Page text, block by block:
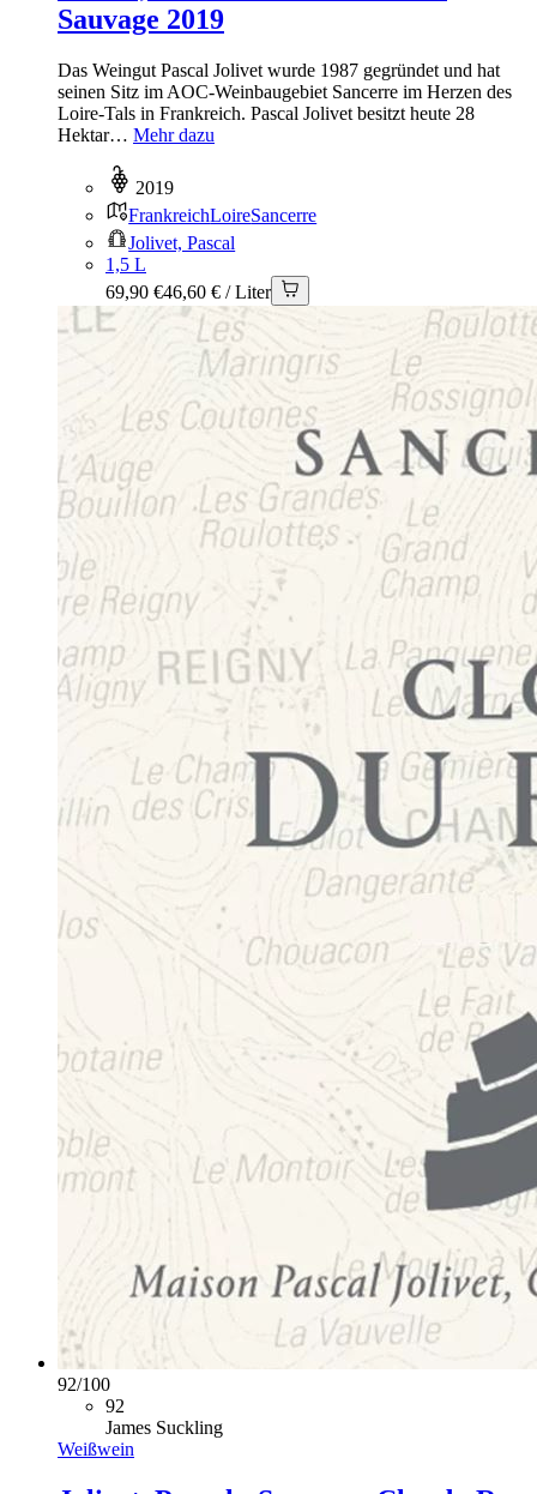
Sauvage 2019
Das Weingut Pascal Jolivet wurde 1987 gegründet und hat
seinen Sitz im AOC-Weinbaugebiet Sancerre im Herzen des
Loire-Tals in Frankreich. Pascal Jolivet besitzt heute 28
Hektar… Mehr dazu
2019
FrankreichLoireSancerre
Jolivet, Pascal
1,5 L
69,90 €46,60 € / Liter
92/100
92
James Suckling
Weißwein